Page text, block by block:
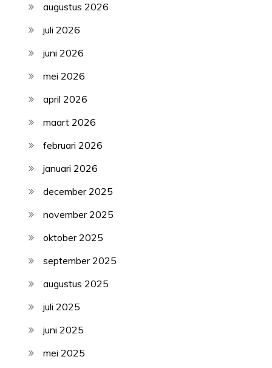
augustus 2026
juli 2026
juni 2026
mei 2026
april 2026
maart 2026
februari 2026
januari 2026
december 2025
november 2025
oktober 2025
september 2025
augustus 2025
juli 2025
juni 2025
mei 2025